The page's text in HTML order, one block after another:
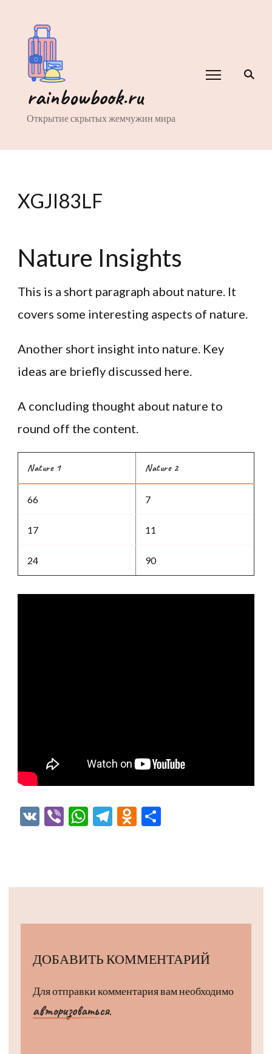
rainbowbook.ru
Открытие скрытых жемчужин мира
XGJI83LF
Nature Insights
This is a short paragraph about nature. It
covers some interesting aspects of nature.
Another short insight into nature. Key
ideas are briefly discussed here.
A concluding thought about nature to
round off the content.
Nature 1 Nature 2
66 7
17 11
24 90
VK ViberWhatsApp
Telegram
Odnoklassniki
ДОБАВИТЬ КОММЕНТАРИЙ
Для отправки комментария вам необходимо
авторизоваться.